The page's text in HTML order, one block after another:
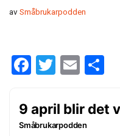
avSmåbrukarpodden
F
ce
b
T
tt
er
E
ail a